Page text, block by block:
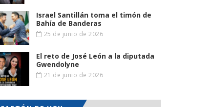
Israel Santillán toma el timón de
Bahía de Banderas
25 de junio de 2026
El reto de José León a la diputada
Gwendolyne
21 de junio de 2026